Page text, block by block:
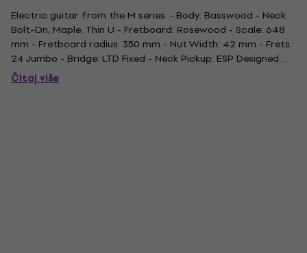
Electric guitar from the M series. - Body: Basswood - Neck:
Bolt-On, Maple, Thin U - Fretboard: Rosewood - Scale: 648
mm - Fretboard radius: 350 mm - Nut Width: 42 mm - Frets:
24 Jumbo - Bridge: LTD Fixed - Neck Pickup: ESP Designed
LH-150N - Bridge Pickup: ESP Designed LH-150B - Finish: Black
Satin.
Čitaj više